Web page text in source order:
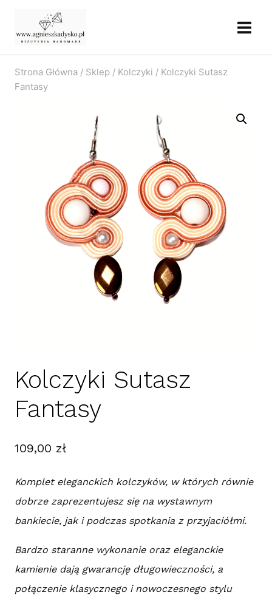
Strona Główna / Sklep / Kolczyki / Kolczyki Sutasz
Fantasy
Kolczyki Sutasz
Fantasy
109,00 zł
Komplet eleganckich kolczyków, w których równie
dobrze zaprezentujesz się na wystawnym
bankiecie, jak i podczas spotkania z przyjaciółmi.
Bardzo staranne wykonanie oraz eleganckie
kamienie dają gwarancję długowieczności, a
połączenie klasycznego i nowoczesnego stylu